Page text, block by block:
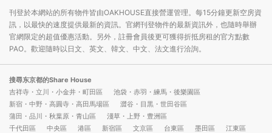
刊登於本網站的所有物件皆由OAKHOUSE直接營運管理。每15分鐘更新空房資
訊，以最快的速度提供最新的資訊。官網刊登物件的最新資訊外，也隨時舉辦
官網限定的超值優惠活動。另外，註冊會員後更可獲得折抵房租的官方點數
PAO。歡迎隨時以日文、英文、韓文、中文、法文進行洽詢。
搜尋东京都的Share House
吉祥寺・立川・小金井・町田區
池袋・赤羽・練馬・後樂園區
新宿・中野・高圓寺・高田馬場區
澀谷・目黒・世田谷區
蒲田・品川・秋葉原・青山區
淺草・上野・豊洲區
千代田區
中央區 港區 新宿區 文京區 台東區 墨田區
江東區